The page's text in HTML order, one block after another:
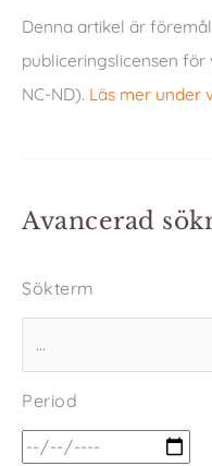
Denna artikel är
publiceringslicensen för
NC-ND). Läs mer under
Avancerad
Sökterm
Period